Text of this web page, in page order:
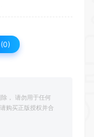
0)
， 请勿用于任何
购买正版授权并合